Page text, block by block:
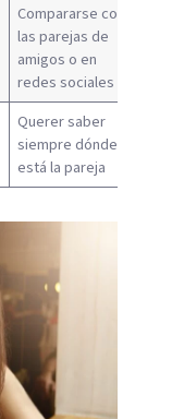
Compararse con
las parejas de
amigos o en
redes sociales
Querer saber
siempre dónde
está la pareja